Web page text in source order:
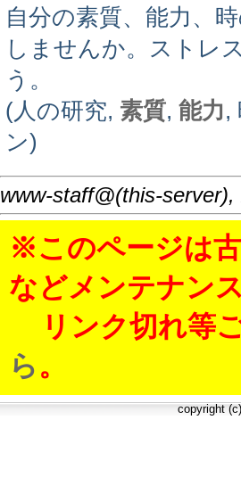
自分の素質、能力、
しませんか。ストレ
う。
(人の研究, 素質, 能力,
ン)
www-staff@(this-
※このページは
などメンテナン
リンク切れ等
ら。
copyright